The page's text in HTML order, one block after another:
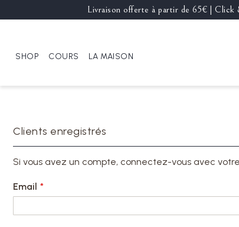
Livraison offerte à partir de 65€ | Click
SHOP COURS LA MAISON
Clients enregistrés
Si vous avez un compte, connectez-vous avec
Email